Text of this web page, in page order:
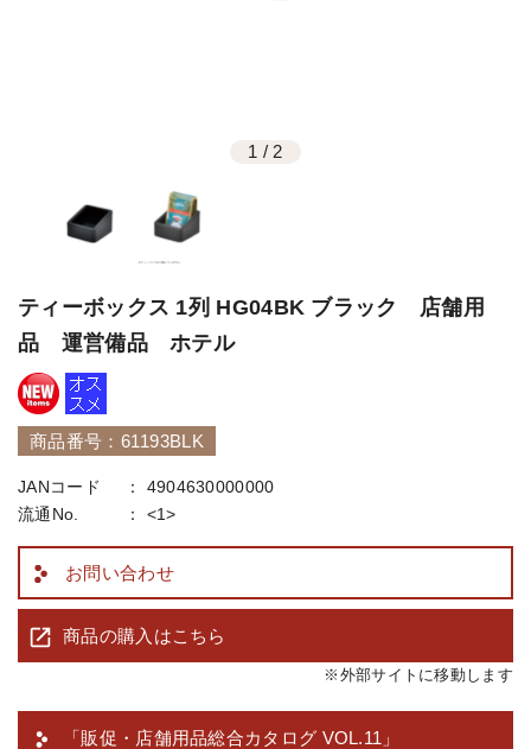
1 / 2
ティーボックス 1列 HG04BK ブラック 店舗用
品 運営備品 ホテル
商品番号：61193BLK
JANコード
4904630000000
流通No.
<1>
お問い合わせ
商品の購入はこちら
※外部サイトに移動します
「販促・店舗用品総合カタログ VOL.11」